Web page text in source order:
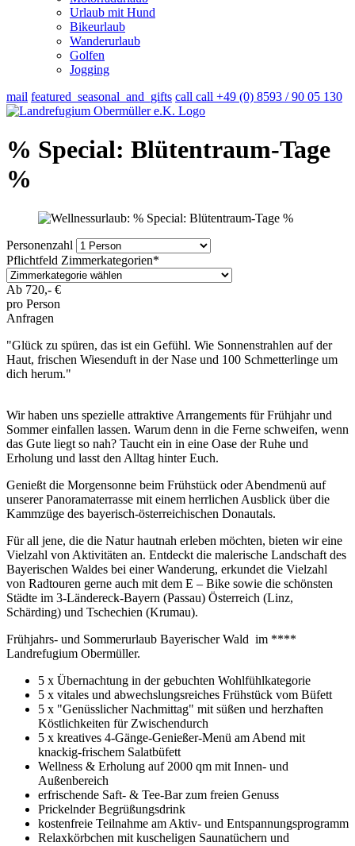
Urlaub mit Hund
Bikeurlaub
Wanderurlaub
Golfen
Jogging
mail featured_seasonal_and_gifts call call +49 (0) 8593 / 90 05 130
% Special: Blütentraum-Tage
%
Personenzahl
Pflichtfeld Zimmerkategorien*
Ab 720,- €
pro Person
Anfragen
"Glück zu spüren, das ist ein Gefühl. Wie Sonnenstrahlen auf der
Haut, frischen Wiesenduft in der Nase und 100 Schmetterlinge um
dich herum."
Wir haben uns spezielle attraktive Arrangements für Frühjahr und
Sommer einfallen lassen. Warum denn in die Ferne schweifen, wenn
das Gute liegt so nah? Taucht ein in eine Oase der Ruhe und
Erholung und lasst den Alltag hinter Euch.
Genießt die Morgensonne beim Frühstück oder Abendmenü auf
unserer Panoramaterrasse mit einem herrlichen Ausblick über die
Kammzüge des bayerisch-österreichischen Donautals.
Für all jene, die die Natur hautnah erleben möchten, bieten wir eine
Vielzahl von Aktivitäten an. Entdeckt die malerische Landschaft des
Bayerischen Waldes bei einer Wanderung, erkundet die Vielzahl
von Radtouren gerne auch mit dem E – Bike sowie die schönsten
Städte im 3-Ländereck-Bayern (Passau) Österreich (Linz,
Schärding) und Tschechien (Krumau).
Frühjahrs- und Sommerurlaub Bayerischer Wald im ****
Landrefugium Obermüller.
5 x Übernachtung in der gebuchten Wohlfühlkategorie
5 x vitales und abwechslungsreiches Frühstück vom Büfett
5 x "Genüsslicher Nachmittag" mit süßen und herzhaften
Köstlichkeiten für Zwischendurch
5 x kreatives 4-Gänge-Genießer-Menü am Abend mit
knackig-frischem Salatbüfett
Wellness & Erholung auf 2000 qm mit Innen- und
Außenbereich
erfrischende Saft- & Tee-Bar zum freien Genuss
Prickelnder Begrüßungsdrink
kostenfreie Teilnahme am Aktiv- und Entspannungsprogramm
Relaxkörbchen mit kuscheligen Saunatüchern und